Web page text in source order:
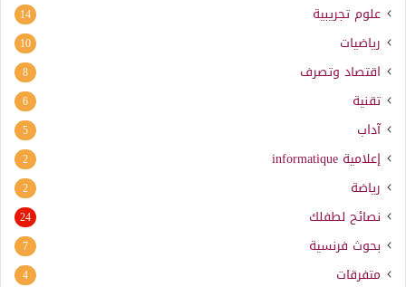
علوم تجريبية 14
رياضيات 10
اقتصاد وتصرف 8
تقنية 6
آداب 5
إعلامية informatique
2
رياضة 2
نصائح لطفلك 24
بحوث فرنسية 7
متفرقات 4